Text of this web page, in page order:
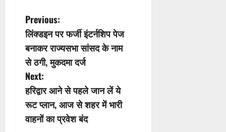
P
o
s
t
n
Previous:
लिंक्डइन पर फर्जी इंटर्नशिप पेज
बनाकर राज्यसभा सांसद के नाम
से ठगी, मुकदमा दर्ज
Next:
हरिद्वार आने से पहले जान लें ये
रूट प्लान, आज से शहर में भारी
वाहनों का प्रवेश बंद